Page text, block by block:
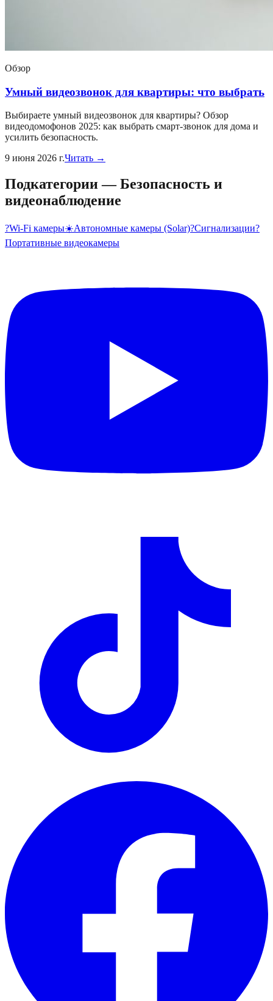
Обзор
Умный видеозвонок для квартиры: что выбрать
Выбираете умный видеозвонок для квартиры? Обзор
видеодомофонов 2025: как выбрать смарт-звонок для дома и
усилить безопасность.
9 июня 2026 г.Читать →
Подкатегории—Безопасность и
видеонаблюдение
?Wi-Fi камеры☀️Автономные камеры (Solar)?Сигнализации?
Портативные видеокамеры